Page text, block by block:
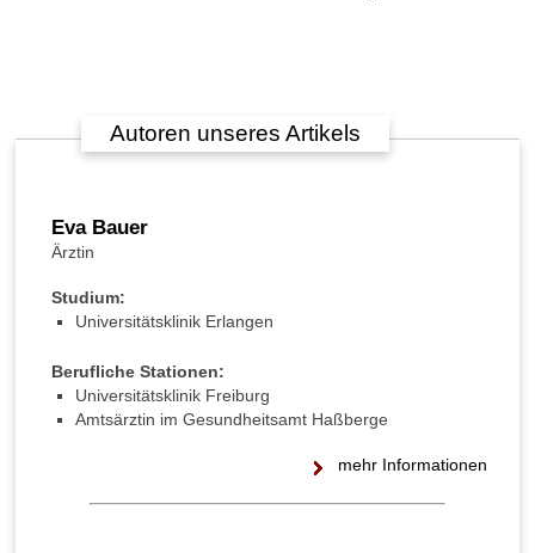
Autoren unseres Artikels
Eva Bauer
Ärztin
Studium:
Universitätsklinik Erlangen
Berufliche Stationen:
Universitätsklinik Freiburg
Amtsärztin im Gesundheitsamt Haßberge
mehr Informationen